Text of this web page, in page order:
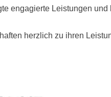
engagierte Leistungen
herzlich zu ihren